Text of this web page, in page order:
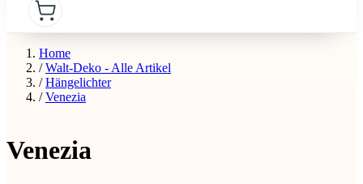
Home
/ Walt-Deko - Alle Artikel
/ Hängelichter
/ Venezia
Venezia